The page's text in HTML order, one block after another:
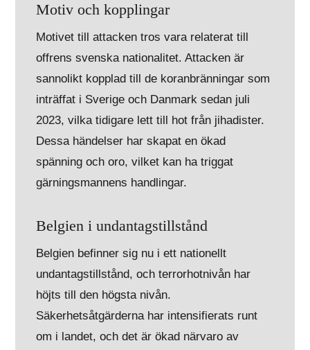
Motiv och kopplingar
Motivet till attacken tros vara relaterat till
offrens svenska nationalitet. Attacken är
sannolikt kopplad till de koranbränningar som
inträffat i Sverige och Danmark sedan juli
2023, vilka tidigare lett till hot från jihadister.
Dessa händelser har skapat en ökad
spänning och oro, vilket kan ha triggat
gärningsmannens handlingar.
Belgien i undantagstillstånd
Belgien befinner sig nu i ett nationellt
undantagstillstånd, och terrorhotnivån har
höjts till den högsta nivån.
Säkerhetsåtgärderna har intensifierats runt
om i landet, och det är ökad närvaro av